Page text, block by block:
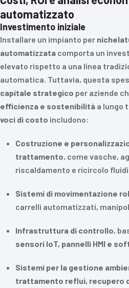
automatizzato
Investimento iniziale
Installare un impianto per
automatizzata comporta un
elevato rispetto a una linea
automatica. Tuttavia, questa
capitale strategico per aziende
efficienza e sostenibilità a lungo
voci di costo includono:
Costruzione e
trattamento, come vasche,
riscaldamento e ricircolo fluidi
Sistemi di movimentazione
carrelli automatizzati,
Infrastruttura di controllo,
sensori IoT, pannelli HMI e
Sistemi per la gestione
trattamento reflui, recupero